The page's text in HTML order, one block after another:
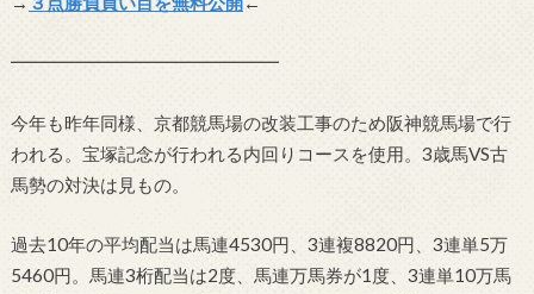
━━━━━━━━━━━━━━━
今年も昨年同様、京都競馬場の改装工事のため阪神競馬場で行
われる。宝塚記念が行われる内回りコースを使用。3歳馬VS古
馬勢の対決は見もの。
過去10年の平均配当は馬連4530円、3連複8820円、3連単5万
5460円。馬連3桁配当は2度、馬連万馬券が1度、3連単10万馬